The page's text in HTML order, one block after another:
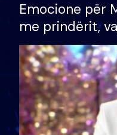
Emocione për
me prindërit,
divorci apo jo?